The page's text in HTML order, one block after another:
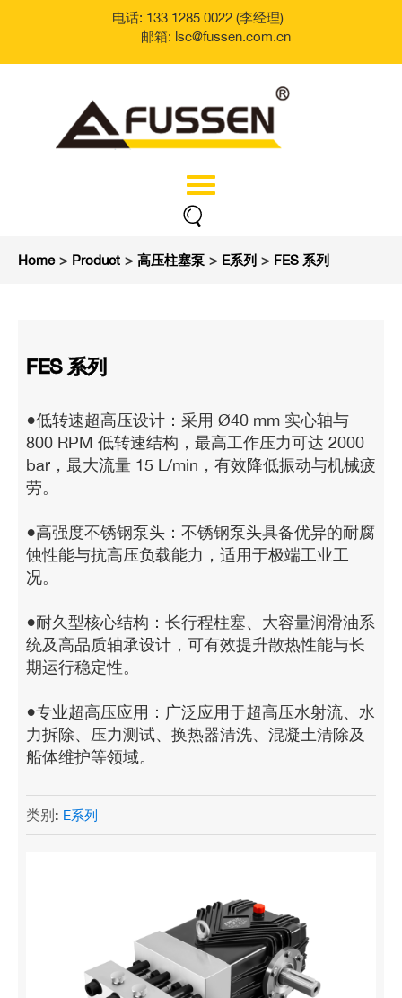
电话: 133 1285 0022 (李经理)
邮箱: lsc@fussen.com.cn
Home > Product > 高压柱塞泵 > E系列 > FES 系列
FES 系列
●低转速超高压设计：采用 Ø40 mm 实心轴与
800 RPM 低转速结构，最高工作压力可达 2000
bar，最大流量 15 L/min，有效降低振动与机械疲
劳。
●高强度不锈钢泵头：不锈钢泵头具备优异的耐腐
蚀性能与抗高压负载能力，适用于极端工业工
况。
●耐久型核心结构：长行程柱塞、大容量润滑油系
统及高品质轴承设计，可有效提升散热性能与长
期运行稳定性。
●专业超高压应用：广泛应用于超高压水射流、水
力拆除、压力测试、换热器清洗、混凝土清除及
船体维护等领域。
类别: E系列